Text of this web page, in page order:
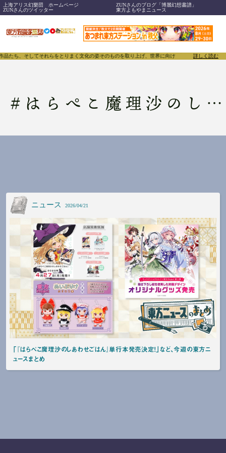
上海アリス幻樂団 ホームページ
ZUNさんのブログ「博麗幻想書譜」
ZUNさんのツイッター
東方よもやまニュース
、そしてそれらをとりまく文化の姿そのものを取り上げ、世界に向けて誇らしく発信する
詳しく読む
# はらぺこ魔理沙のしあわせごはん
ニュース 2026/04/21
「『はらぺこ魔理沙のしあわせごはん』単行本発売決定！」など、今週の東方ニ
ュースまとめ